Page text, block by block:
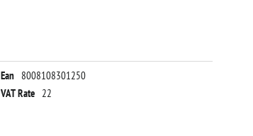
Ean 8008108301250
VAT Rate 22